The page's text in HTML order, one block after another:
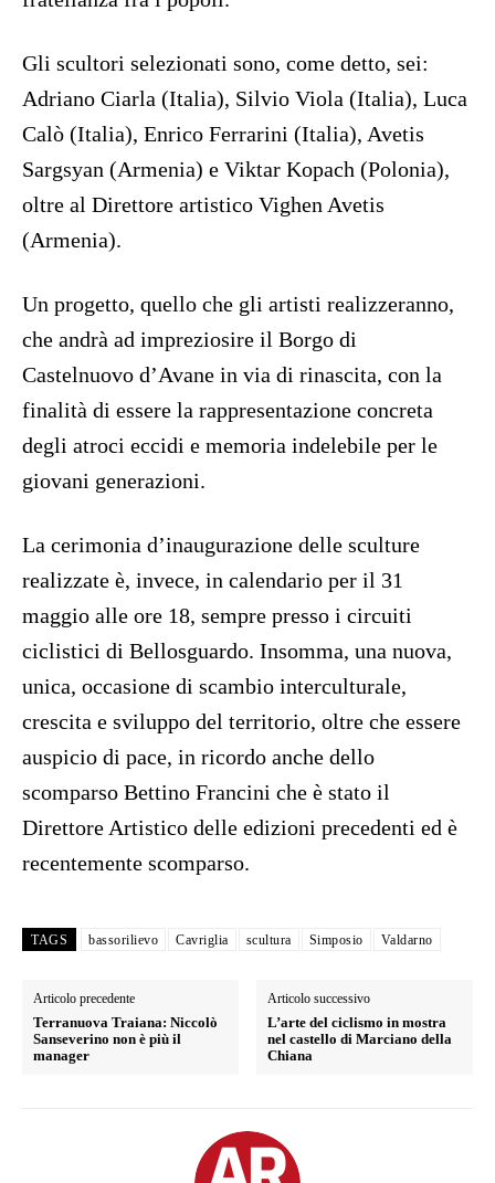
Gli scultori selezionati sono, come detto, sei:
Adriano Ciarla (Italia), Silvio Viola (Italia), Luca
Calò (Italia), Enrico Ferrarini (Italia), Avetis
Sargsyan (Armenia) e Viktar Kopach (Polonia),
oltre al Direttore artistico Vighen Avetis
(Armenia).
Un progetto, quello che gli artisti realizzeranno,
che andrà ad impreziosire il Borgo di
Castelnuovo d’Avane in via di rinascita, con la
finalità di essere la rappresentazione concreta
degli atroci eccidi e memoria indelebile per le
giovani generazioni.
La cerimonia d’inaugurazione delle sculture
realizzate è, invece, in calendario per il 31
maggio alle ore 18, sempre presso i circuiti
ciclistici di Bellosguardo. Insomma, una nuova,
unica, occasione di scambio interculturale,
crescita e sviluppo del territorio, oltre che essere
auspicio di pace, in ricordo anche dello
scomparso Bettino Francini che è stato il
Direttore Artistico delle edizioni precedenti ed è
recentemente scomparso.
TAGS bassorilievo Cavriglia scultura Simposio Valdarno
Articolo precedente
Terranuova Traiana: Niccolò
Sanseverino non è più il
manager
Articolo successivo
L’arte del ciclismo in mostra
nel castello di Marciano della
Chiana